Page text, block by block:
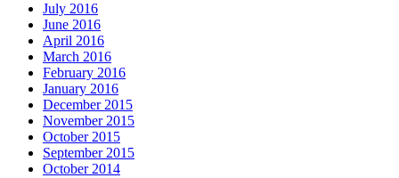
July 2016
June 2016
April 2016
March 2016
February 2016
January 2016
December 2015
November 2015
October 2015
September 2015
October 2014